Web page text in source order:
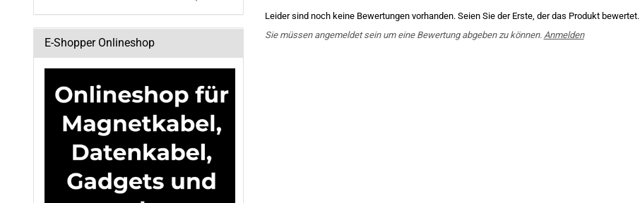
Leider sind noch keine Bewertungen vorhanden. Seien Sie der Erste, der das Produkt bewertet.
Sie müssen angemeldet sein um eine Bewertung abgeben zu können. Anmelden
E-Shopper Onlineshop